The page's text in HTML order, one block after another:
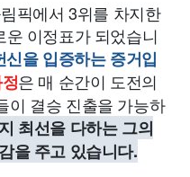
픽에서 3위를 차지한
이정표가 되었습니
을 입증하는 증거입
은 매 순간이 도전의
이 결승 진출을 가능하
최선을 다하는 그의
을 주고 있습니다.